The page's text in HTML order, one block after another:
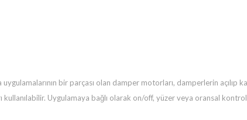
bir parçası olan damper motorları, damperlerin açılıp
kullanılabilir. Uygulamaya bağlı olarak on/off, yüzer veya oransal